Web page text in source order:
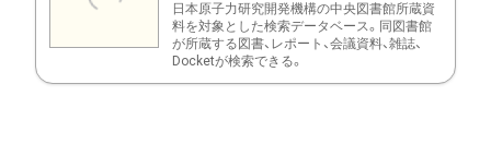
日本原子力研究開発機構の中央図書館所蔵資
料を対象とした検索データベース。同図書館
が所蔵する図書、レポート、会議資料、雑誌、
Docketが検索できる。